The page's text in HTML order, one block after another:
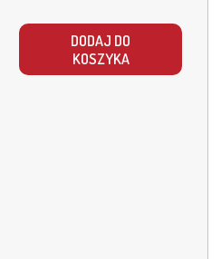
DODAJ DO
KOSZYKA